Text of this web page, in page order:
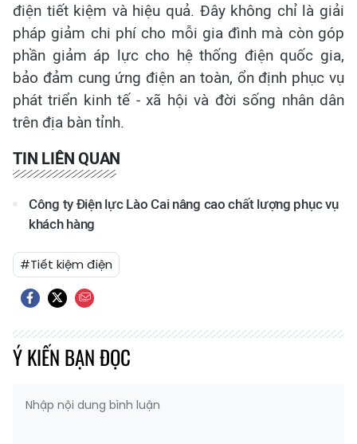
điện tiết kiệm và hiệu quả. Đây không chỉ là giải
pháp giảm chi phí cho mỗi gia đình mà còn góp
phần giảm áp lực cho hệ thống điện quốc gia,
bảo đảm cung ứng điện an toàn, ổn định phục vụ
phát triển kinh tế - xã hội và đời sống nhân dân
trên địa bàn tỉnh.
TIN LIÊN QUAN
Công ty Điện lực Lào Cai nâng cao chất lượng phục vụ
khách hàng
#Tiết kiệm điện
Ý KIẾN BẠN ĐỌC